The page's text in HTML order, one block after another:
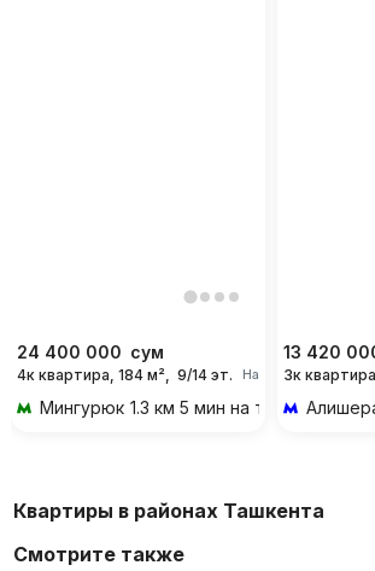
24 400 000 сум
4к квартира, 184 м², 9/14 эт. На месяц
Мингурюк 1.3 км 5 мин на транспорте
13 420
3к
Квартиры в районах Ташкента
Смотрите также